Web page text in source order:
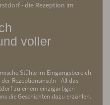
- die Rezeption im
voller
Stühle im Eingangsbereich
Rezeptionsinseln - All das
zu einem einzigartigen
die Geschichten dazu erzählen.